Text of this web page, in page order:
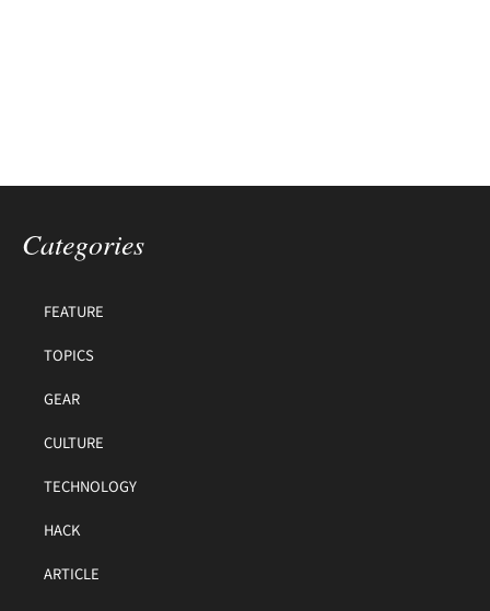
Categories
FEATURE
TOPICS
GEAR
CULTURE
TECHNOLOGY
HACK
ARTICLE